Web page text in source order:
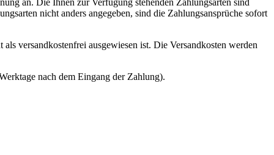
nicht anders angegeben, sind die Zahlungsansprüche sofort
versandkostenfrei ausgewiesen ist. Die Versandkosten werden
nach dem Eingang der Zahlung).